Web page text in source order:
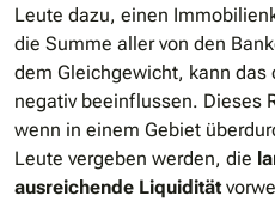
Leute dazu, einen
die Summe aller von den
dem Gleichgewicht, kann
negativ beeinflussen. Dieses
wenn in einem Gebiet
Leute vergeben werden, die
ausreichende Liquidität